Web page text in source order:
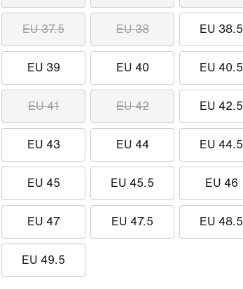
EU 37.5 EU 38 EU 38.5
EU 39 EU 40 EU 40.5
EU 41 EU 42 EU 42.5
EU 43 EU 44 EU 44.5
EU 45 EU 45.5 EU 46
EU 47 EU 47.5 EU 48.5
EU 49.5